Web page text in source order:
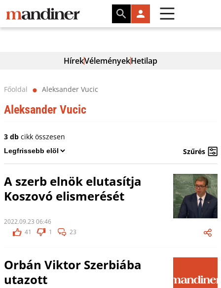
HírekVéleményekHetilap
Főoldal ⬤ Aleksander Vucic
Aleksander Vucic
3 dbcikk összesen
Szűrés
A szerb elnök elutasítja
Koszovó elismerését
2022.09.23 06:46
41
1 23
Orbán Viktor Szerbiába
utazott